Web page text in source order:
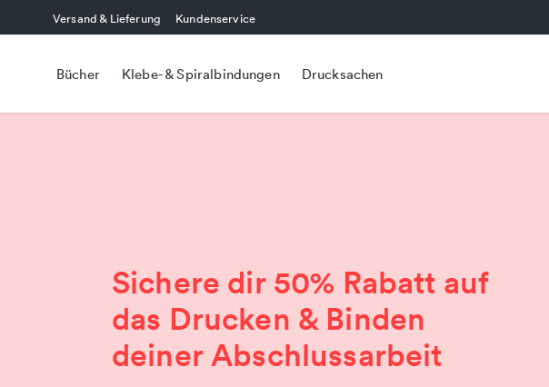
Versand & Lieferung Kundenservice
Bücher Klebe- & Spiralbindungen Drucksachen
Sichere dir 50% Rabatt auf
das Drucken & Binden
deiner Abschlussarbeit